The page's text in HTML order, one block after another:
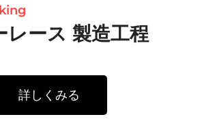
レース 製造工程
詳しくみる